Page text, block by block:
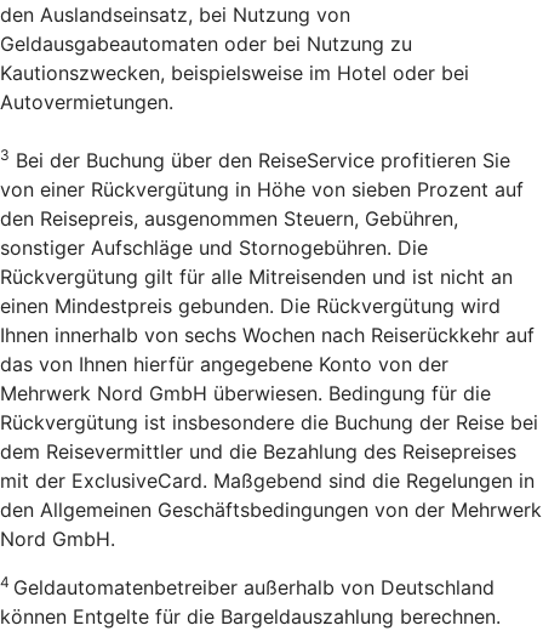
den Auslandseinsatz, bei Nutzung von
Geldausgabeautomaten oder bei Nutzung zu
Kautionszwecken, beispielsweise im Hotel oder bei
Autovermietungen.
3 Bei der Buchung über den Reise­Service profitieren Sie
von einer Rückvergütung in Höhe von sieben Prozent auf
den Reisepreis, ausgenommen Steuern, Gebühren,
sonstiger Aufschläge und Stornogebühren. Die
Rückvergütung gilt für alle Mitreisenden und ist nicht an
einen Mindestpreis gebunden. Die Rückvergütung wird
Ihnen innerhalb von sechs Wochen nach Reiserückkehr auf
das von Ihnen hierfür angegebene Konto von der
Mehrwerk Nord GmbH überwiesen. Bedingung für die
Rückvergütung ist insbesondere die Buchung der Reise bei
dem Reisevermittler und die Bezahlung des Reisepreises
mit der ExclusiveCard. Maßgebend sind die Regelungen in
den Allgemeinen Geschäftsbedingungen von der Mehrwerk
Nord GmbH.
4 Geldautomatenbetreiber außerhalb von Deutschland
können Entgelte für die Bargeldauszahlung berechnen.